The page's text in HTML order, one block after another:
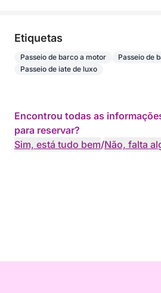
Etiquetas
Passeio de barco a motor
Passeio de
Passeio de iate de luxo
Encontrou todas as
para reservar?
Sim, está tudo bem/Não, falta